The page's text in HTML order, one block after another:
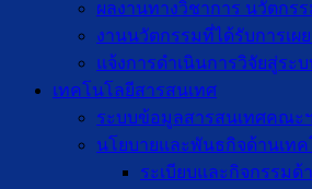
ผลงานทางวิชาการ นวัตกร
งานนวัตกรรมที่ได้รับการเผ
แจ้งการดำเนินการวิจัยสู่ระบ
เทคโนโลยีสารสนเทศ
ระบบข้อมูลสารสนเทศคณะฯ
นโยบายและพันธกิจด้านเท
ระเบียบและกิจกรรมด้